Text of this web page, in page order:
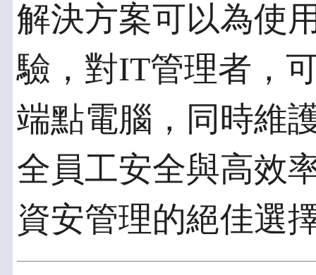
解決方案可以為使
驗，對IT管理者，
端點電腦，同時維
全員工安全與高效
資安管理的絕佳選